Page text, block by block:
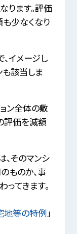
ります。評価
少なくなり
イメージし
も該当しま
ン全体の敷
評価を減額
そのマンシ
ものか、事
てきます。
地等の特例」